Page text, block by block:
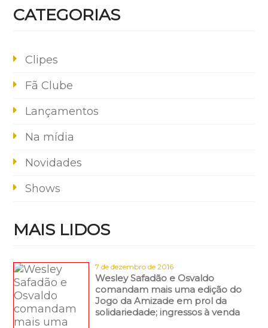
CATEGORIAS
Clipes
Fã Clube
Lançamentos
Na mídia
Novidades
Shows
MAIS LIDOS
7 de dezembro de 2016
Wesley Safadão e Osvaldo
comandam mais uma edição do
Jogo da Amizade em prol da
solidariedade; ingressos à venda